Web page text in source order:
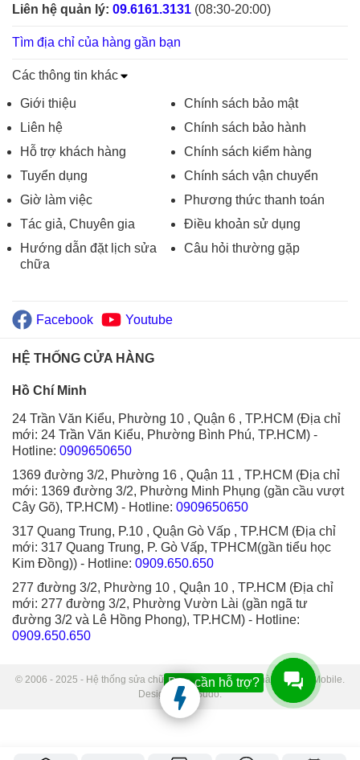
Liên hệ quản lý: 09.6161.3131 (08:30-20:00)
Tìm địa chỉ của hàng gần bạn
Các thông tin khác
Giới thiệu
Liên hệ
Hỗ trợ khách hàng
Tuyển dụng
Giờ làm việc
Tác giả, Chuyên gia
Hướng dẫn đặt lịch sửa
chữa
Chính sách bảo mật
Chính sách bảo hành
Chính sách kiểm hàng
Chính sách vận chuyển
Phương thức thanh toán
Điều khoản sử dụng
Câu hỏi thường gặp
Facebook Youtube
HỆ THỐNG CỬA HÀNG
Hồ Chí Minh
24 Trần Văn Kiểu, Phường 10 , Quận 6 , TP.HCM (Địa chỉ
mới: 24 Trần Văn Kiểu, Phường Bình Phú, TP.HCM) -
Hotline: 0909650650
1369 đường 3/2, Phường 16 , Quận 11 , TP.HCM (Địa chỉ
mới: 1369 đường 3/2, Phường Minh Phụng (gần cầu vượt
Cây Gõ), TP.HCM) - Hotline: 0909650650
317 Quang Trung, P.10 , Quận Gò Vấp , TP.HCM (Địa chỉ
mới: 317 Quang Trung, P. Gò Vấp, TPHCM(gần tiểu học
Kim Đồng)) - Hotline: 0909.650.650
277 đường 3/2, Phường 10 , Quận 10 , TP.HCM (Địa chỉ
mới: 277 đường 3/2, Phường Vườn Lài (gần ngã tư
đường 3/2 và Lê Hồng Phong), TP.HCM) - Hotline:
0909.650.650
© 2006 - 2025 - Hệ thống sửa chữa điện thoại di động Thành Trung Mobile.
Designed by Sudo.
Bạn cần hỗ trợ?